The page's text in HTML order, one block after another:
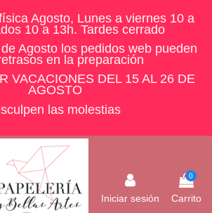
Agosto, Lunes a viernes 10 a
10 a 13h. Tardes cerrado
Agosto los pedidos web pueden
en la preparación
VACACIONES DEL 15 AL 26 DE
AGOSTO
las molestias
Iniciar sesión
0
Carrito